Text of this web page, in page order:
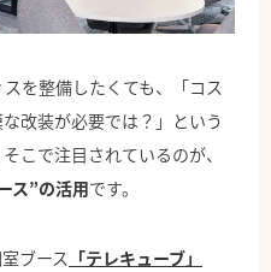
を整備したくても、「コス
改装が必要では？」という
こで注目されているのが、
ス”の活用です。
ブース 「テレキューブ」